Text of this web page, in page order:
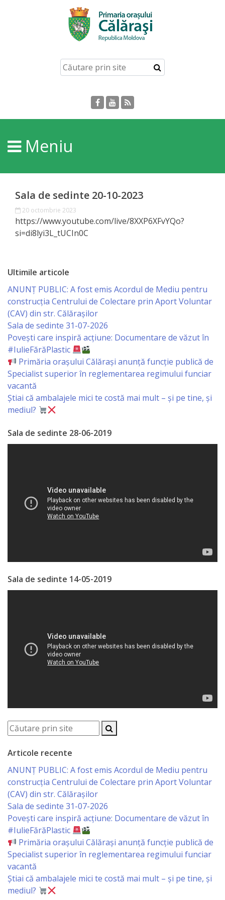
Despre
Orașului
Personalități
Regulamente
Orașe
Strategii
Registrul
de
Stat
al
Actelor
Locale
Primăria
Aparatul
Lista
colaboratorilor
Primăriei
Contabilitate
Serviciul
Urbanism
Atragere
a
Serviciul
de
Colectare
a
Impozitelor
şi
Taxelor
Meniu
Sala de sedinte 20-10-2023
20 octombrie 2023
https://www.youtube.com/live/8XXP6XFvYQo?
si=di8lyi3L_tUCIn0C
Ultimile articole
ANUNȚ PUBLIC: A fost emis Acordul de Mediu pentru
construcția Centrului de Colectare prin Aport Voluntar
(CAV) din str. Călărașilor
Sala de sedinte 31-07-2026
Povești care inspiră acțiune: Documentare de văzut în
#IulieFărăPlastic
Primăria orașului Călărași anunță funcție publică de
Specialist superior în reglementarea regimului funciar
vacantă
Știai că ambalajele mici te costă mai mult – și pe tine, și
mediul?
Sala de sedinte 28-06-2019
Sala de sedinte 14-05-2019
Articole recente
ANUNȚ PUBLIC: A fost emis Acordul de Mediu pentru
construcția Centrului de Colectare prin Aport Voluntar
(CAV) din str. Călărașilor
Sala de sedinte 31-07-2026
Povești care inspiră acțiune: Documentare de văzut în
#IulieFărăPlastic
Primăria orașului Călărași anunță funcție publică de
Specialist superior în reglementarea regimului funciar
vacantă
Știai că ambalajele mici te costă mai mult – și pe tine, și
mediul?